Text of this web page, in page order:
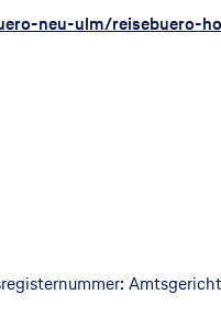
neu-ulm/reisebuero-